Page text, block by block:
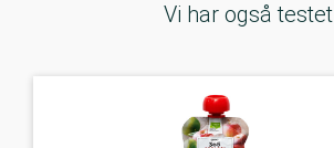
Vi har også testet